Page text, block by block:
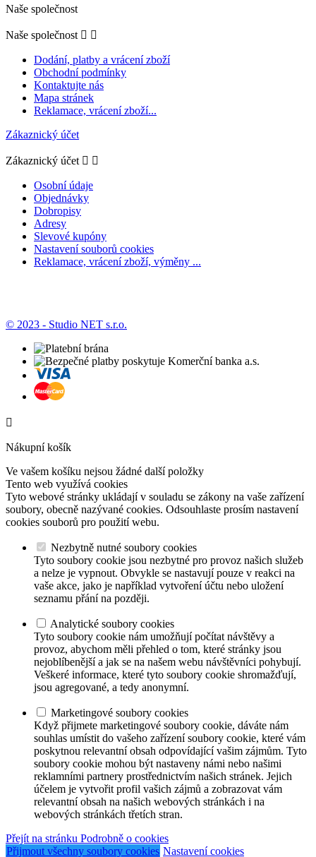
Naše společnost
Naše společnost  
Dodání, platby a vrácení zboží
Obchodní podmínky
Kontaktujte nás
Mapa stránek
Reklamace, vrácení zboží...
Zákaznický účet
Zákaznický účet  
Osobní údaje
Objednávky
Dobropisy
Adresy
Slevové kupóny
Nastavení souborů cookies
Reklamace, vrácení zboží, výměny ...
© 2023 - Studio NET s.r.o.

Nákupní košík
Ve vašem košíku nejsou žádné další položky
Tento web využívá cookies
Tyto webové stránky ukládají v souladu se zákony na vaše zařízení
soubory, obecně nazývané cookies. Odsouhlaste prosím nastavení
cookies souborů pro použití webu.
Nezbytně nutné soubory cookies
Tyto soubory cookie jsou nezbytné pro provoz našich služeb
a nelze je vypnout. Obvykle se nastavují pouze v reakci na
vaše akce, jako je například vytvoření účtu nebo uložení
seznamu přání na později.
Analytické soubory cookies
Tyto soubory cookie nám umožňují počítat návštěvy a
provoz, abychom měli přehled o tom, které stránky jsou
nejoblíbenější a jak se na našem webu návštěvníci pohybují.
Veškeré informace, které tyto soubory cookie shromažďují,
jsou agregované, a tedy anonymní.
Marketingové soubory cookies
Když přijmete marketingové soubory cookie, dáváte nám
souhlas umístit do vašeho zařízení soubory cookie, které vám
poskytnou relevantní obsah odpovídající vašim zájmům. Tyto
soubory cookie mohou být nastaveny námi nebo našimi
reklamními partnery prostřednictvím našich stránek. Jejich
účelem je vytvořit profil vašich zájmů a zobrazovat vám
relevantní obsah na našich webových stránkách i na
webových stránkách třetích stran.
Přejít na stránku Podrobně o cookies
Přijmout všechny soubory cookies Nastavení cookies